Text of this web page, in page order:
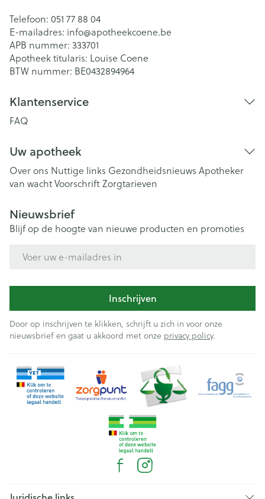
Telefoon: 051 77 88 04
E-mailadres: info@apotheekcoene.be
APB nummer: 333701
Apotheek titularis: Louise Coene
BTW nummer: BE0432894964
Klantenservice
FAQ
Uw apotheek
Over ons Nuttige links Gezondheidsnieuws Apotheker
van wachtVoorschriftZorgtarieven
Nieuwsbrief
Blijf op de hoogte van nieuwe producten en promoties
Inschrijven
Door op inschrijven te klikken, schrijft u zich in voor onze
nieuwsbrief en gaat u akkoord met onze privacy policy.